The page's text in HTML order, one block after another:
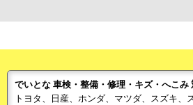
でいとな 車検・整備・修理・キズ・へこみ
トヨタ、日産、ホンダ、マツダ、スズキ、